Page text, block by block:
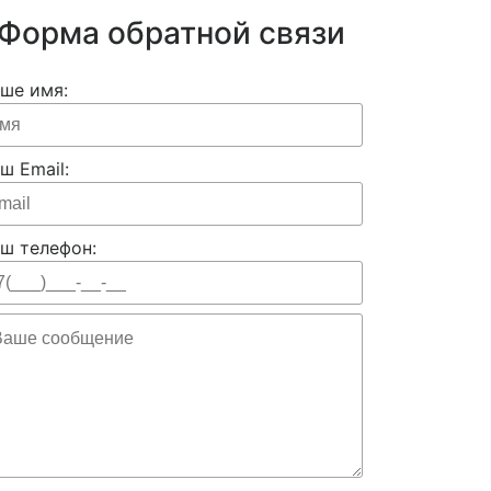
обратной связи
имя:
Email:
телефон: